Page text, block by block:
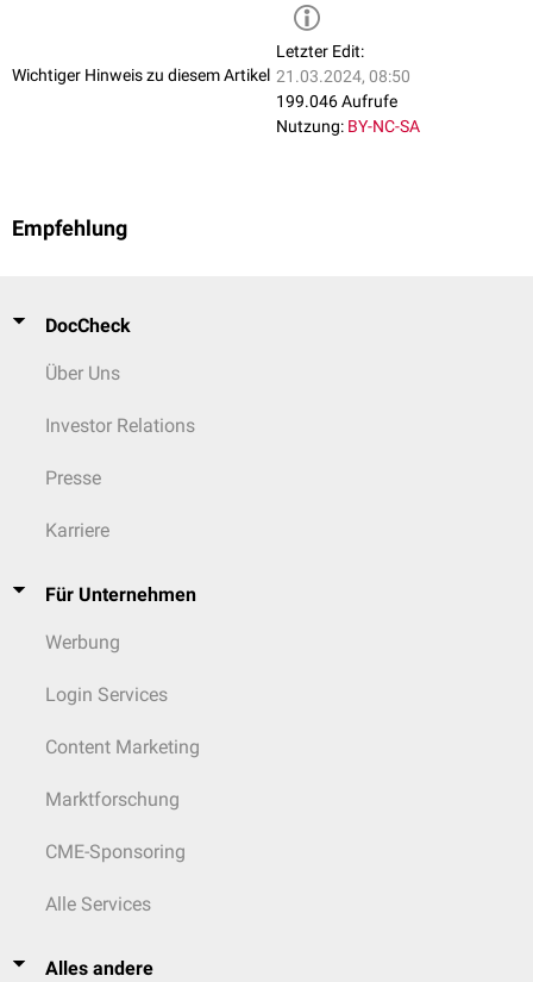
Wichtiger Hinweis zu diesem Artikel
Letzter Edit:
21.03.2024, 08:50
199.046 Aufrufe
Nutzung: BY-NC-SA
Empfehlung
DocCheck
Über Uns
Investor Relations
Presse
Karriere
Für Unternehmen
Werbung
Login Services
Content Marketing
Marktforschung
CME-Sponsoring
Alle Services
Alles andere